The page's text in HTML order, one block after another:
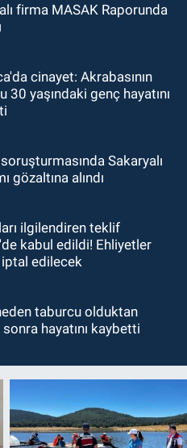
firma MASAK Raporunda
cinayet: Akrabasının
30 yaşındaki genç hayatını
Sakaryalı
gözaltına alındı
ilgilendiren teklif
kabul edildi! Ehliyetler
iptal edilecek
taburcu olduktan
hayatını kaybetti